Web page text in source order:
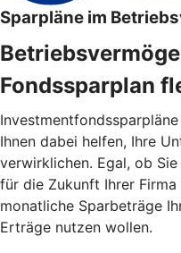
Sparpläne im
Fondssparplan
Ihnen dabei helfen, Ihre
verwirklichen. Egal, ob
für die Zukunft Ihrer
monatliche Sparbeträge
Erträge nutzen wollen.